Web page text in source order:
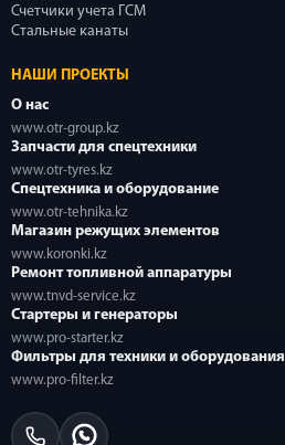
Счетчики учета ГСМ
Стальные канаты
НАШИ ПРОЕКТЫ
О нас
www.otr-group.kz
Запчасти для спецтехники
www.otr-tyres.kz
Спецтехника и оборудование
www.otr-tehnika.kz
Магазин режущих элементов
www.koronki.kz
Ремонт топливной аппаратуры
www.tnvd-service.kz
Стартеры и генераторы
www.pro-starter.kz
Фильтры для техники и оборудования
www.pro-filter.kz